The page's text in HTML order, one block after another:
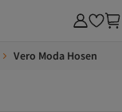
Vero Moda Hosen